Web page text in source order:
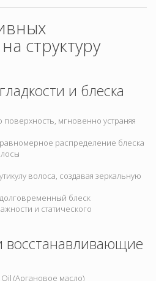
структуру
и блеска
поверхность, мгновенно устраняя
распределение блеска
волоса, создавая зеркальную
блеск
и статического
восстанавливающие
(Аргановое масло)